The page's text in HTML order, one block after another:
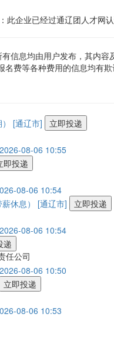
此企业已经过通辽团人才网
信息均由用户发布，其内容
费等各种费用的信息均有欺
[通辽市]
立即投递
08-06 10:55
即投递
08-06 10:54
休息） [通辽市]
立即投递
08-06 10:54
递
任公司
08-06 10:50
立即投递
08-06 10:53